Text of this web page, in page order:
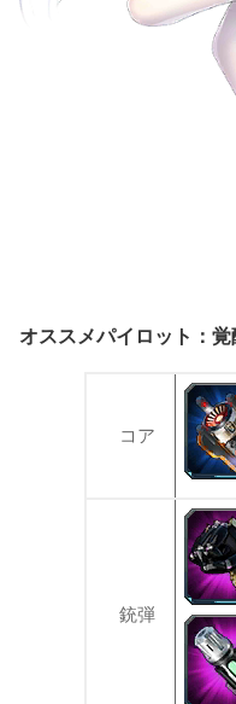
オススメパイロット：
コア
銃弾